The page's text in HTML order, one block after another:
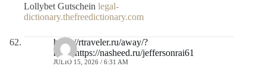
Lollybet Gutschein legal-
dictionary.thefreedictionary.com
https://rtraveler.ru/away/?
next=https://nasheed.ru/jeffersonrai61
JULIO 15, 2026 / 6:31 AM